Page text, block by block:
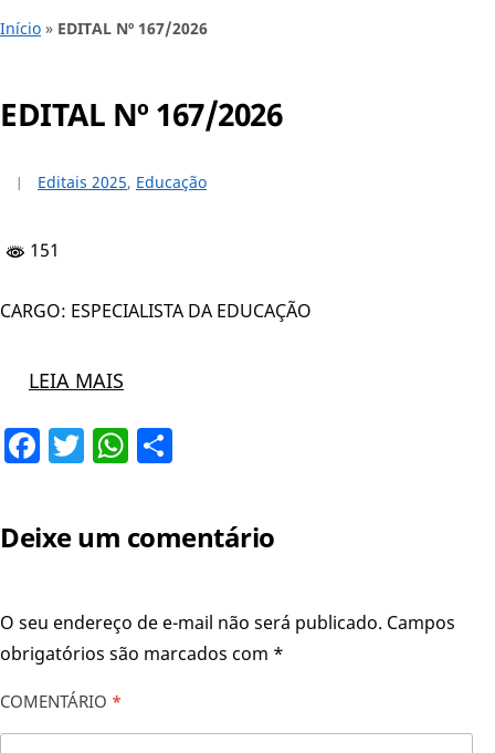
Início » EDITAL Nº 167/2026
EDITAL Nº 167/2026
Editais 2025, Educação
151
CARGO: ESPECIALISTA DA EDUCAÇÃO
LEIA MAIS
Facebook
TwitterWhatsApp
Deixe um comentário
O seu endereço de e-mail não será publicado. Campos
obrigatórios são marcados com *
COMENTÁRIO *